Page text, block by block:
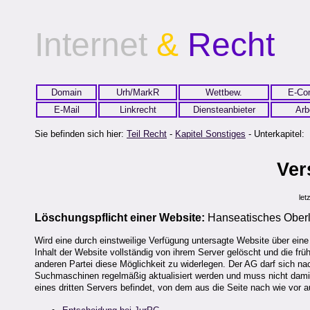
Internet & Recht
Domain Urh/MarkR Wettbew.
E-
E-Mail
Linkrecht Diensteanbieter
Sie befinden sich hier: Teil Recht - Kapitel Sonstiges - Unterkapitel:
Löschungspflicht einer Website: Hanseatisches
Wird eine durch einstweilige Verfügung untersagte Website über
Inhalt der Website vollständig von ihrem Server gelöscht und die
anderen Partei diese Möglichkeit zu widerlegen. Der AG darf sich
Suchmaschinen regelmäßig aktualisiert werden und muss nicht
eines dritten Servers befindet, von dem aus die Seite nach wie vor